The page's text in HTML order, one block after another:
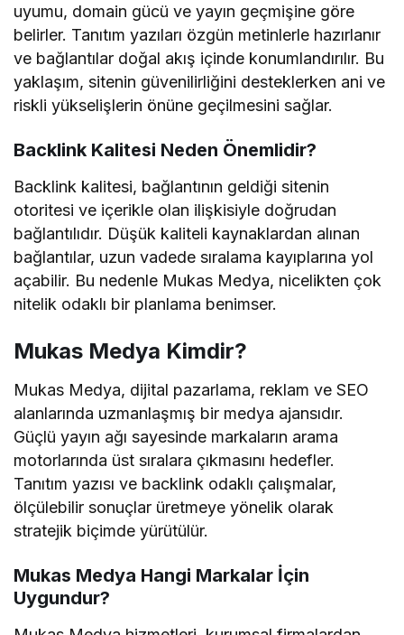
uyumu, domain gücü ve yayın geçmişine göre
belirler. Tanıtım yazıları özgün metinlerle hazırlanır
ve bağlantılar doğal akış içinde konumlandırılır. Bu
yaklaşım, sitenin güvenilirliğini desteklerken ani ve
riskli yükselişlerin önüne geçilmesini sağlar.
Backlink Kalitesi Neden Önemlidir?
Backlink kalitesi, bağlantının geldiği sitenin
otoritesi ve içerikle olan ilişkisiyle doğrudan
bağlantılıdır. Düşük kaliteli kaynaklardan alınan
bağlantılar, uzun vadede sıralama kayıplarına yol
açabilir. Bu nedenle Mukas Medya, nicelikten çok
nitelik odaklı bir planlama benimser.
Mukas Medya Kimdir?
Mukas Medya, dijital pazarlama, reklam ve SEO
alanlarında uzmanlaşmış bir medya ajansıdır.
Güçlü yayın ağı sayesinde markaların arama
motorlarında üst sıralara çıkmasını hedefler.
Tanıtım yazısı ve backlink odaklı çalışmalar,
ölçülebilir sonuçlar üretmeye yönelik olarak
stratejik biçimde yürütülür.
Mukas Medya Hangi Markalar İçin
Uygundur?